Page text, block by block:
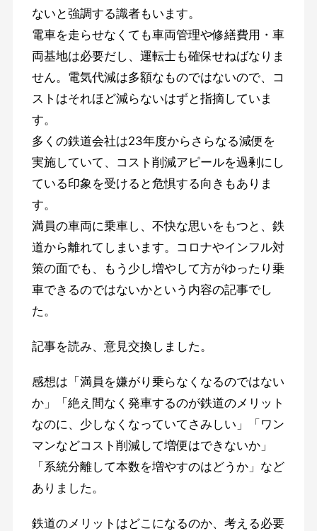
ないと強調する識者もいます。
電車を走らせなくても車両管理や修繕費用・車
両基地は必要だし、運転士も確保せねばなりま
せん。電気代減は多額なものではないので、コ
ストはそれほど減らないはずと指摘していま
す。
多くの鉄道会社は23年度からさらなる減便を
実施していて、コスト削減アピールを過剰にし
ている印象を受けると危惧する向きもありま
す。
満員の車両に乗車し、不快な思いをもつと、鉄
道から離れてしまいます。コロナやインフル対
策の面でも、もう少し増やして方がゆったり乗
車できるのではないかという内容の記事でし
た。
記事を読み、意見交換しました。
感想は「満員を嫌がり乗らなくなるのではない
か」「絶え間なく発車するのが鉄道のメリット
なのに、少しなくなっていてさみしい」「ワン
マンなどコスト削減して増便はできないか」
「系統分離して本数を増やすのはどうか」など
ありました。
鉄道のメリットはどこになるのか、考える必要